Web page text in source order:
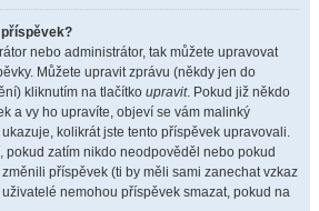
nebo administrátor, tak můžete upravovat
Můžete upravit zprávu (někdy jen do
kliknutím na tlačítko upravit. Pokud již někdo
a vy ho upravíte, objeví se vám malinký
kolikrát jste tento příspěvek upravovali.
pokud zatím nikdo neodpověděl nebo pokud
příspěvek (ti by měli sami zanechat vzkaz
nemohou příspěvek smazat, pokud na